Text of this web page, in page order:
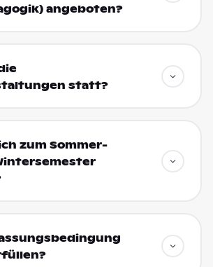
angeboten?
statt?
zum Sommer-